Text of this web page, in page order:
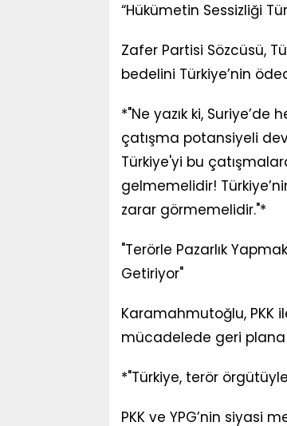
“Hükümetin Sessizliği
Zafer Partisi Sözcüsü,
bedelini Türkiye’nin
*"Ne yazık ki,
çatışma potansiyeli
Türkiye'yi bu
gelmemelidir!
zarar görmemelidir."*
"Terörle Pazarlık
Getiriyor"
Karamahmutoğlu, PKK
mücadelede geri
*"Türkiye, terör
PKK ve YPG’nin siyasi